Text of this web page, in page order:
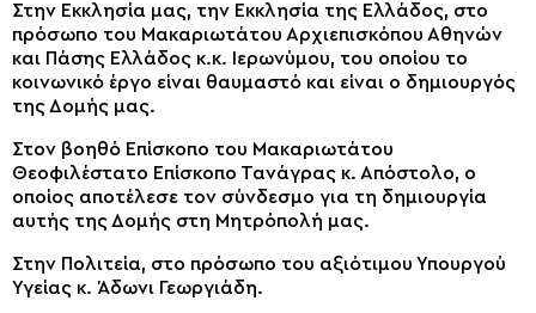
Στην Εκκλησία μας, την Εκκλησία της Ελλάδος, στο
πρόσωπο του Μακαριωτάτου Αρχιεπισκόπου Αθηνών
και Πάσης Ελλάδος κ.κ. Ιερωνύμου, του οποίου το
κοινωνικό έργο είναι θαυμαστό και είναι ο δημιουργός
της Δομής μας.
Στον βοηθό Επίσκοπο του Μακαριωτάτου
Θεοφιλέστατο Επίσκοπο Τανάγρας κ. Απόστολο, ο
οποίος αποτέλεσε τον σύνδεσμο για τη δημιουργία
αυτής της Δομής στη Μητρόπολή μας.
Στην Πολιτεία, στο πρόσωπο του αξιότιμου Υπουργού
Υγείας κ. Άδωνι Γεωργιάδη.